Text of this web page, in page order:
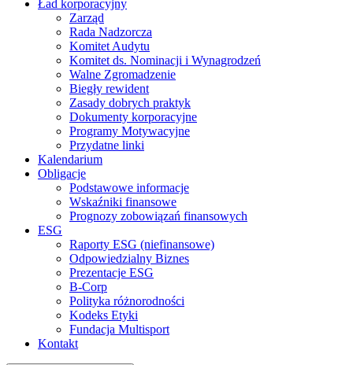
Ład korporacyjny
Zarząd
Rada Nadzorcza
Komitet Audytu
Komitet ds. Nominacji i Wynagrodzeń
Walne Zgromadzenie
Biegły rewident
Zasady dobrych praktyk
Dokumenty korporacyjne
Programy Motywacyjne
Przydatne linki
Kalendarium
Obligacje
Podstawowe informacje
Wskaźniki finansowe
Prognozy zobowiązań finansowych
ESG
Raporty ESG (niefinansowe)
Odpowiedzialny Biznes
Prezentacje ESG
B-Corp
Polityka różnorodności
Kodeks Etyki
Fundacja Multisport
Kontakt